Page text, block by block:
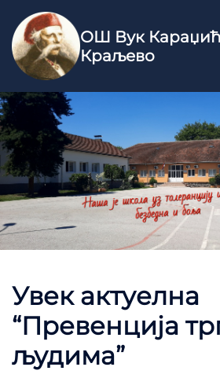
ОШ Вук Караџић
Краљево
Увек актуелна
“Превенција
људима”